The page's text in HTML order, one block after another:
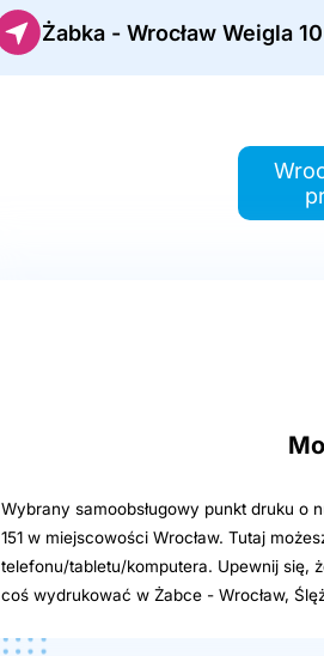
Żabka - Wrocław Weigla 10
Wybrany samoobsługowy punkt druku o
151 w miejscowości Wrocław. Tutaj
telefonu/tabletu/komputera. Upewnij się,
coś wydrukować w Żabce - Wrocław,